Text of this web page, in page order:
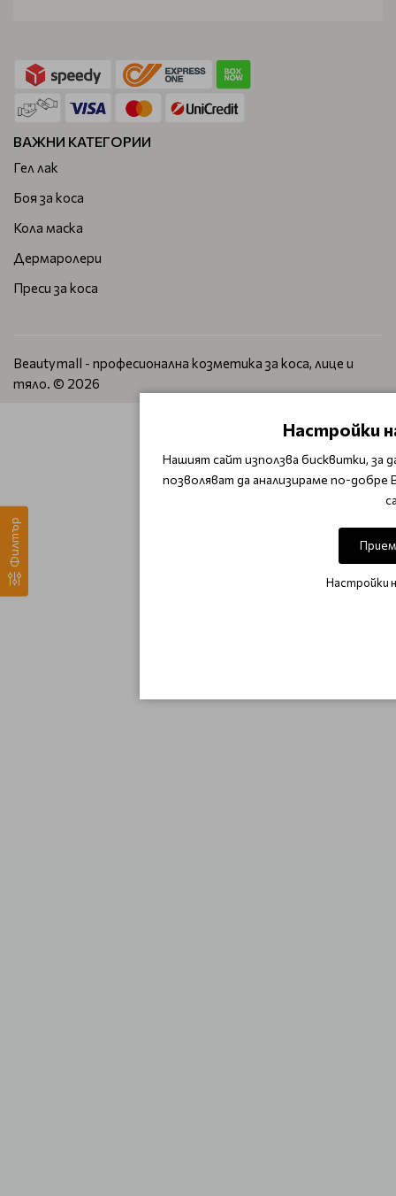
Филтър
ВАЖНИ КАТЕГОРИИ
Гел лак
Боя за коса
Кола маска
Дермаролери
Преси за коса
Beautymall - професионална козметика за коса, лице и
тяло. © 2026
Настройки
Нашият сайт използва бисквитки, за
позволяват да анализираме по-
Настройки